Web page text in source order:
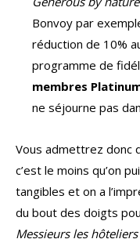
Bonvoy par
réduction de 10%
programme de
membres
ne séjourne pas
Vous admettrez donc
c’est le moins qu’on
tangibles et on a
du bout des doigts
Messieurs les